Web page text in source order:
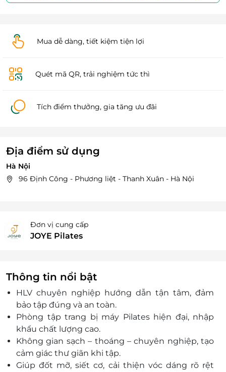
Mua dễ dàng, tiết kiệm tiện lợi
Quét mã QR, trải nghiệm tức thì
Tích điểm thưởng, gia tăng ưu đãi
Địa điểm sử dụng
Hà Nội
96 Định Công - Phương liệt - Thanh Xuân - Hà Nội
Đơn vị cung cấp
JOYE Pilates
Thông tin nổi bật
HLV chuyên nghiệp hướng dẫn tận tâm, đảm
bảo tập đúng và an toàn.
Phòng tập trang bị máy Pilates hiện đại, nhập
khẩu chất lượng cao.
Không gian sạch – thoáng – chuyên nghiệp, tạo
cảm giác thư giãn khi tập.
Giúp đốt mỡ, siết cơ, cải thiện vóc dáng rõ rệt